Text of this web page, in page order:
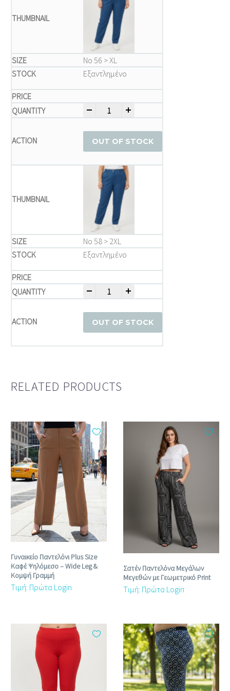
Νο 56 > XL
Εξαντλημένο
Παντελόνι μεγάλα μεγέθη quantity
OUT OF STOCK
Νο 58 > 2XL
Εξαντλημένο
Παντελόνι μεγάλα μεγέθη quantity
OUT OF STOCK
RELATED PRODUCTS
Γυναικείο Παντελόνι Plus Size
Καφέ Ψηλόμεσο – Wide Leg &
Κομψή Γραμμή
Τιμή: Πρώτα Login
Σατέν Παντελόνα Μεγάλων
Μεγεθών με Γεωμετρικό Print
Τιμή: Πρώτα Login